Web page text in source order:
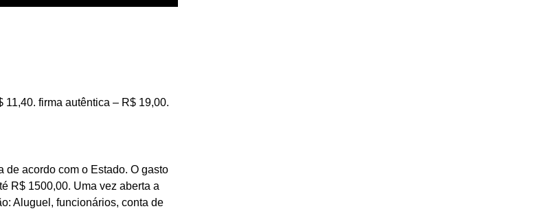
firma autêntica – R$ 19,00.
de acordo com o Estado. O gasto
R$ 1500,00. Uma vez aberta a
Aluguel, funcionários, conta de